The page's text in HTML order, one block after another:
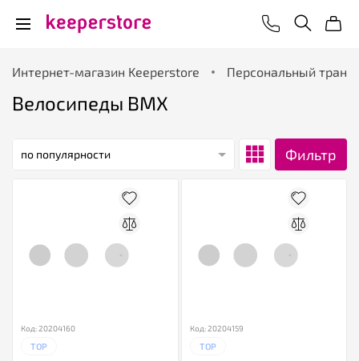
Интернет-магазин Keeperstore Персональный
Велосипеды BMX
по популярности Фильтр
Код: 20204160
TOP
Код: 20204159
TOP